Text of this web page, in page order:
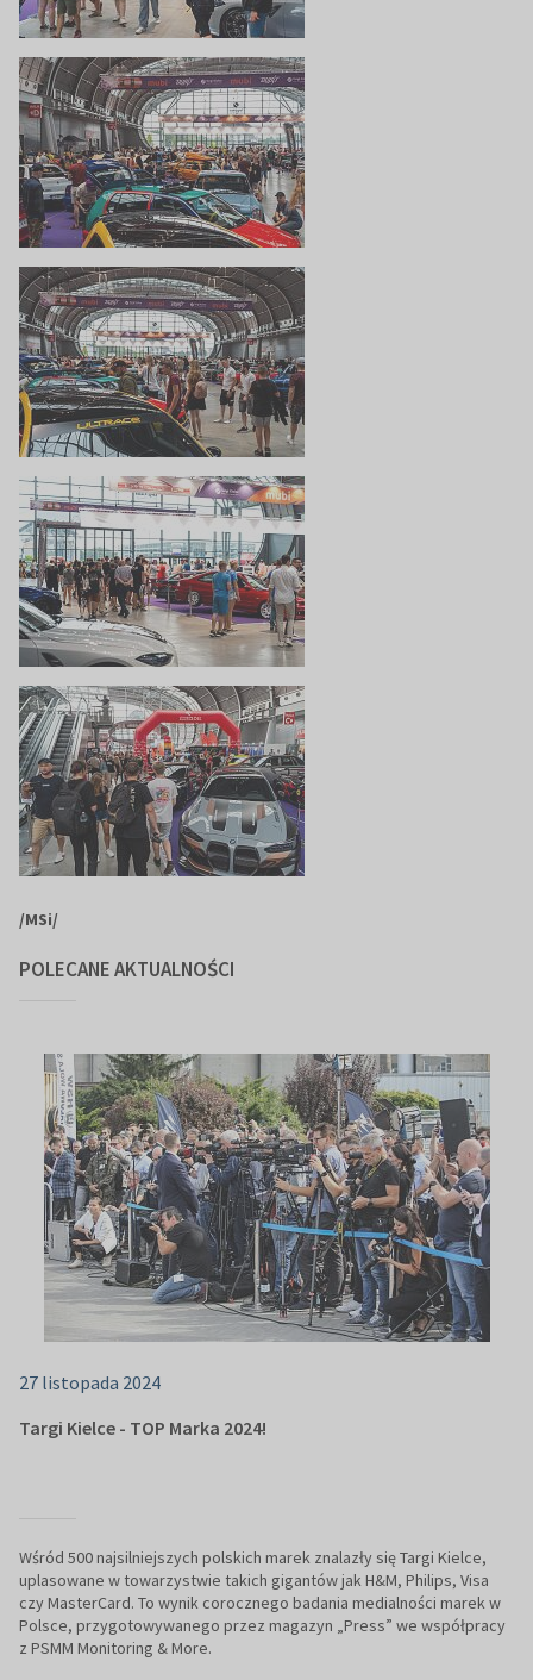
/MSi/
POLECANE AKTUALNOŚCI
27 listopada 2024
Targi Kielce - TOP Marka 2024!
Wśród 500 najsilniejszych polskich marek znalazły się Targi Kielce,
uplasowane w towarzystwie takich gigantów jak H&M, Philips, Visa
czy MasterCard. To wynik corocznego badania medialności marek w
Polsce, przygotowywanego przez magazyn „Press” we współpracy
z PSMM Monitoring & More.